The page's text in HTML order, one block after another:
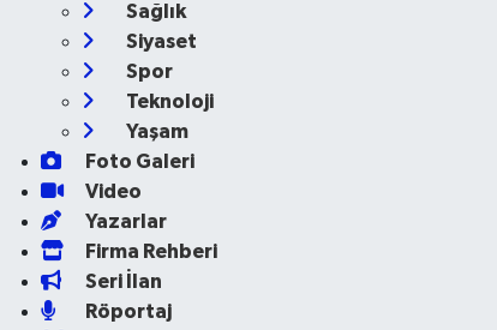
Sağlık
Siyaset
Spor
Teknoloji
Yaşam
Foto Galeri
Video
Yazarlar
Firma Rehberi
Seri İlan
Röportaj